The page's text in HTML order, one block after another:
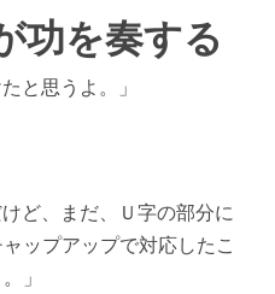
功を奏する
と思うよ。」
ど、まだ、Ｕ字の部分に
ップアップで対応したこ
」